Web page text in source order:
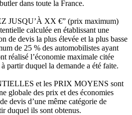
dans toute la France.
JUSQU’À XX €” (prix maximum)
calculée en établissant une
de devis la plus élevée et la plus basse
de 25 % des automobilistes ayant
réalisé l’économie maximale citée
partir duquel la demande a été faite.
et les PRIX MOYENS sont
globale des prix et des économies
devis d’une même catégorie de
duquel ils sont obtenus.